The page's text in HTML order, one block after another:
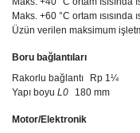
Maks. +60 °C ortam ısısında
Üzün verilen maksimum
Boru bağlantıları
Rakorlu bağlantı
Rp 1¼
Yapı boyu L0 180 mm
Motor/Elektronik